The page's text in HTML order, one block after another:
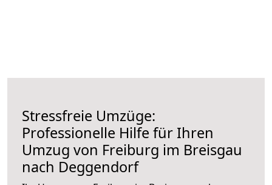
Stressfreie Umzüge:
Professionelle Hilfe für Ihren
Umzug von Freiburg im Breisgau
nach Deggendorf